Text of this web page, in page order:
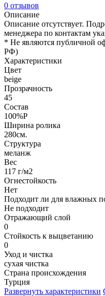
0 отзывов
Описание
Описание отсутствует.
менеджера по контактам
* Не являются публичной
РФ)
Характеристики
Цвет
beige
Прозрачность
45
Состав
100%P
Ширина ролика
280см.
Структура
меланж
Вес
117 г/м2
Огнестойкость
Нет
Подходит ли для влажных
Не подходит
Отражающий слой
0
Стойкость к выцветанию
0
Уход и чистка
сухая чистка
Страна происхождения
Турция
Развернуть характеристики